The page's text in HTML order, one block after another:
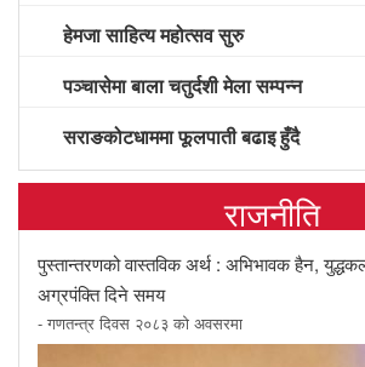
हेमजा साहित्य महोत्सव सुरु
पञ्चासेमा बाला चतुर्दशी मेला सम्पन्न
सराङकोटधाममा फूलपाती बढाइ हुँदै
राजनीति
पुस्तान्तरणको वास्तविक अर्थ : अभिभावक हैन,
अग्रपंक्ति दिने समय
- गणतन्त्र दिवस २०८३ को अवसरमा